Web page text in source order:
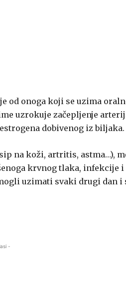
onoga koji se uzima
uzrokuje začepljenje
dobivenog iz biljaka.
na koži, artritis, astma…),
krvnog tlaka, infekcije
uzimati svaki drugi dan i
-